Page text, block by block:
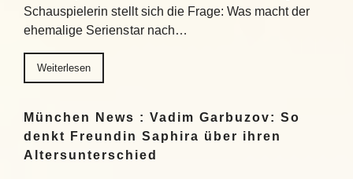
Schauspielerin stellt sich die Frage: Was macht der
ehemalige Serienstar nach…
Weiterlesen
München News : Vadim Garbuzov: So
denkt Freundin Saphira über ihren
Altersunterschied